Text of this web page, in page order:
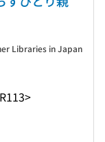
Libraries in Japan